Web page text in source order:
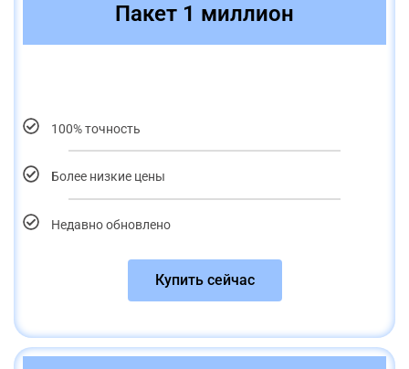
Пакет 1 миллион
100% точность
Более низкие цены
Недавно обновлено
Купить сейчас